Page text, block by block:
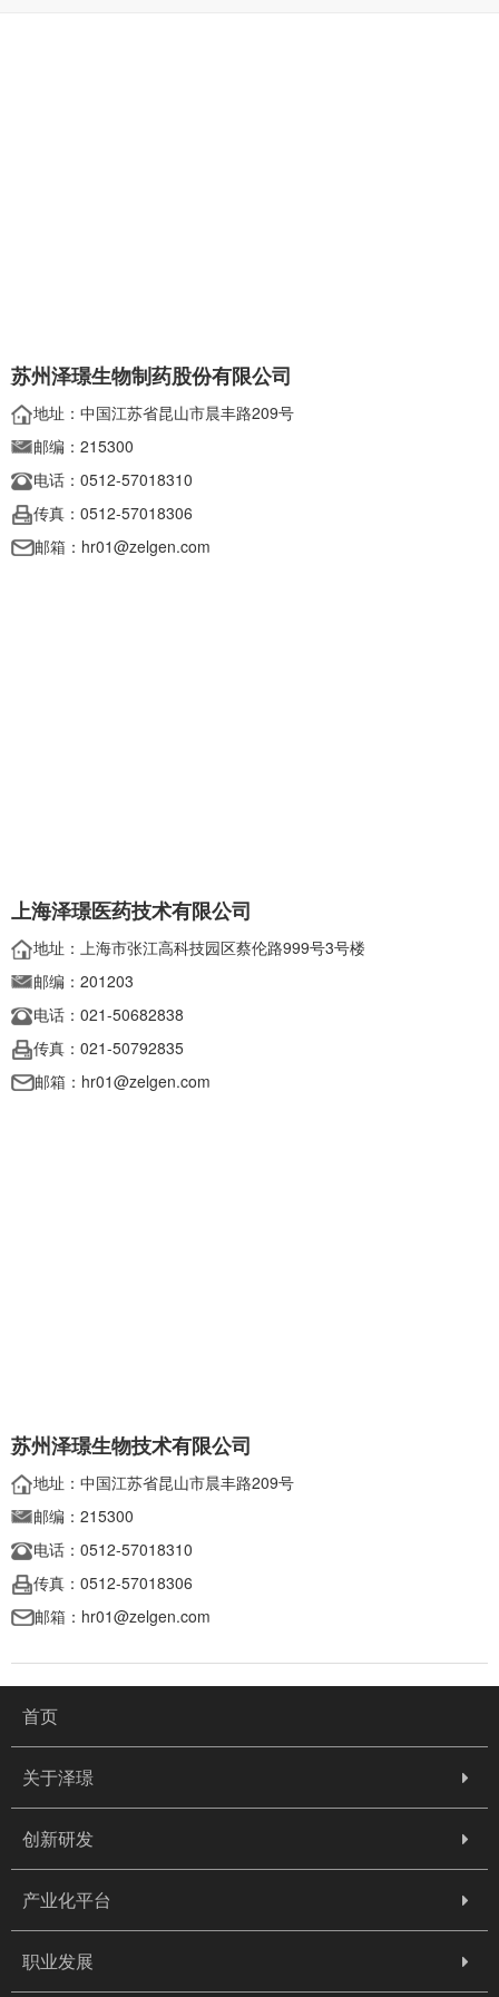
苏州泽璟生物制药股份有限公司
地址：中国江苏省昆山市晨丰路209号
邮编：215300
电话：0512-57018310
传真：0512-57018306
邮箱：hr01@zelgen.com
上海泽璟医药技术有限公司
地址：上海市张江高科技园区蔡伦路999号3号楼
邮编：201203
电话：021-50682838
传真：021-50792835
邮箱：hr01@zelgen.com
苏州泽璟生物技术有限公司
地址：中国江苏省昆山市晨丰路209号
邮编：215300
电话：0512-57018310
传真：0512-57018306
邮箱：hr01@zelgen.com
首页
关于泽璟
创新研发
产业化平台
职业发展